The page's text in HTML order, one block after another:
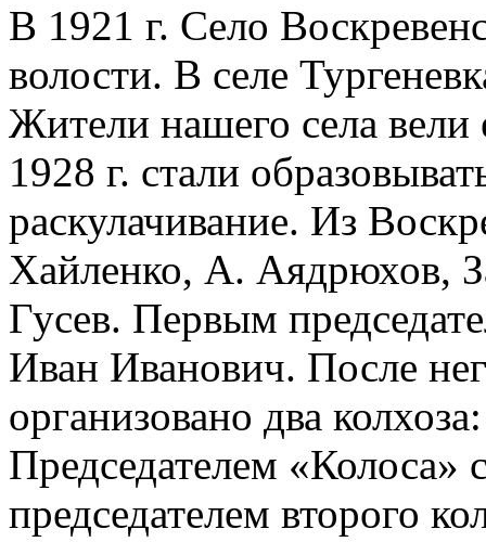
В 1921 г. Село
волости. В селе
Жители нашего села вели
1928 г. стали
раскулачивание. Из
Хайленко, А. Аядрюхов,
Гусев. Первым
Иван Иванович. После
организовано два
Председателем «Колоса»
председателем второго